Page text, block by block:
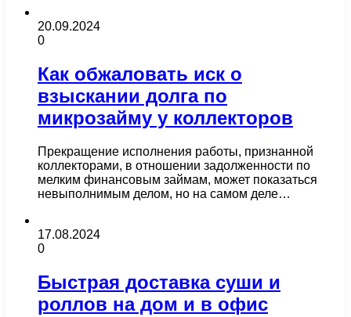
20.09.2024
0
Как обжаловать иск о
взыскании долга по
микрозайму у коллекторов
Прекращение исполнения работы, признанной
коллекторами, в отношении задолженности по
мелким финансовым займам, может показаться
невыполнимым делом, но на самом деле…
17.08.2024
0
Быстрая доставка суши и
роллов на дом и в офис